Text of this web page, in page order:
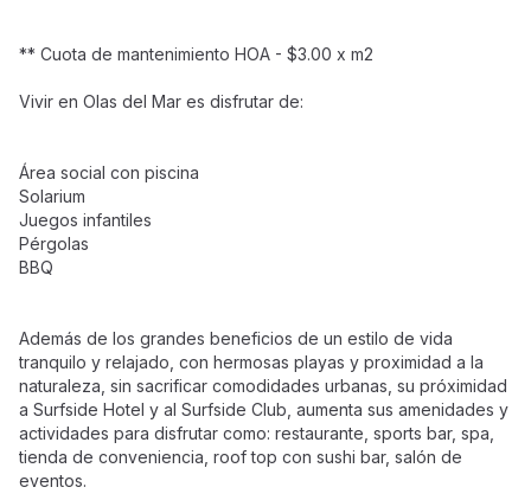
** Cuota de mantenimiento HOA - $3.00 x m2
Vivir en Olas del Mar es disfrutar de:
Área social con piscina
Solarium
Juegos infantiles
Pérgolas
BBQ
Además de los grandes beneficios de un estilo de vida
tranquilo y relajado, con hermosas playas y proximidad a la
naturaleza, sin sacrificar comodidades urbanas, su próximidad
a Surfside Hotel y al Surfside Club, aumenta sus amenidades y
actividades para disfrutar como: restaurante, sports bar, spa,
tienda de conveniencia, roof top con sushi bar, salón de
eventos.